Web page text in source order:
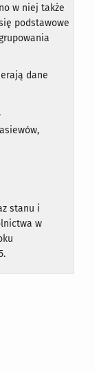
w niej także
podstawowe
dane
stanu i
w